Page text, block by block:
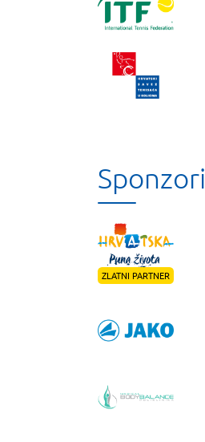
Sponzori
ZLATNI PARTNER